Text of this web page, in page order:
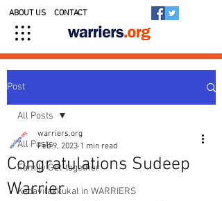
ABOUT US CONTACT
Post
All Posts
Family Get-together
Kedavilakkukal in WARRIERS
All Posts
Congratulations Sudeep
Warrier
warriers.org
Feb 9, 2023 1 min read